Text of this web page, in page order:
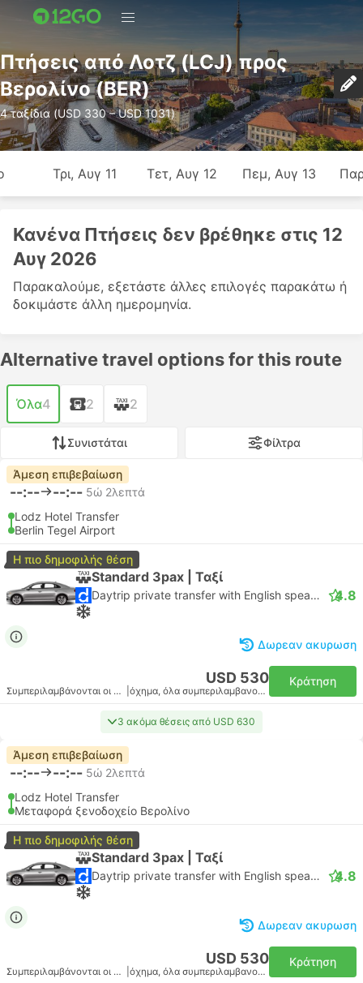
Πτήσεις από Λοτζ (LCJ) προς
Βερολίνο (BER)
4 ταξίδια (USD 330 – USD 1031)
Τρι, Αυγ 11 Τετ, Αυγ 12 Πεμ, Αυγ 13
Κανένα Πτήσεις δεν βρέθηκε στις 12
Αυγ 2026
Παρακαλούμε, εξετάστε άλλες επιλογές παρακάτω ή
δοκιμάστε άλλη ημερομηνία.
Alternative travel options for this route
Όλα4 2 2
Συνιστάται Φίλτρα
Άμεση επιβεβαίωση
--:-- --:-- 5ώ 2λεπτά
Lodz Hotel Transfer
Berlin Tegel Airport
Η πιο δημοφιλής θέση
Standard 3pax | Ταξί
Daytrip private transfer with English speaking driver 4.8
Δωρεαν ακυρωση
USD 530
Συμπεριλαμβάνονται οι φόροι όχημα, όλα συμπεριλαμβανομένου
Κράτηση
3 ακόμα θέσεις από USD 630
Άμεση επιβεβαίωση
--:-- --:-- 5ώ 2λεπτά
Lodz Hotel Transfer
Μεταφορά ξενοδοχείο Βερολίνο
Η πιο δημοφιλής θέση
Standard 3pax | Ταξί
Daytrip private transfer with English speaking driver 4.8
Δωρεαν ακυρωση
USD 530
Συμπεριλαμβάνονται οι φόροι όχημα, όλα συμπεριλαμβανομένου
Κράτηση